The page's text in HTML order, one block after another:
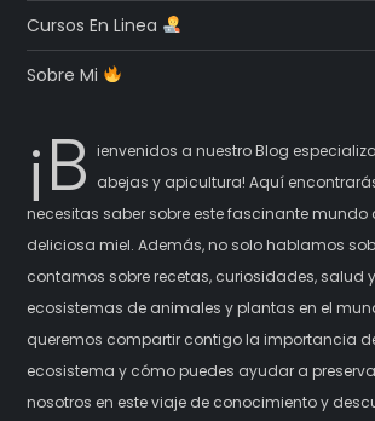
Cursos En Linea
Sobre Mi
¡B ienvenidos a nuestro Blog
abejas y apicultura! Aquí
necesitas saber sobre este fascinante mundo
deliciosa miel. Además, no solo hablamos
contamos sobre recetas, curiosidades, salud
ecosistemas de animales y plantas en el
queremos compartir contigo la importancia
ecosistema y cómo puedes ayudar a
nosotros en este viaje de conocimiento y